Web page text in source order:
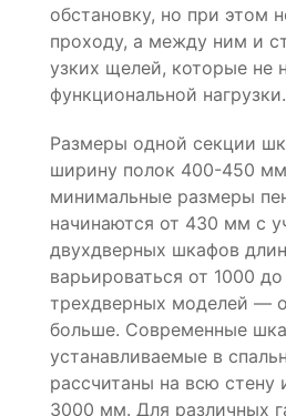
обстановку, но при этом
проходу, а между ним и
узких щелей, которые не
функциональной нагрузки.
Размеры одной секции
ширину полок 400-450
минимальные размеры
начинаются от 430 мм с
двухдверных шкафов
варьироваться от 1000
трехдверных моделей —
больше. Современные
устанавливаемые в
рассчитаны на всю
3000 мм. Для различных